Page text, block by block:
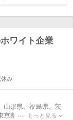
ワイト企業
み
山形県、福島県、茨
京都、神奈川県、富
もっと見る